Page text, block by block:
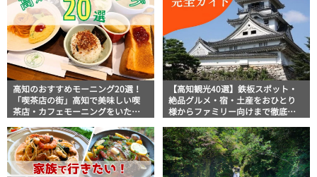
高知のおすすめモーニング20選！
「喫茶店の街」高知で美味しい喫
茶店・カフェモーニングをいただ
【高知観光40選】鉄板スポット・
絶品グルメ・宿・土産をおひとり
様からファミリー向けまで徹底解